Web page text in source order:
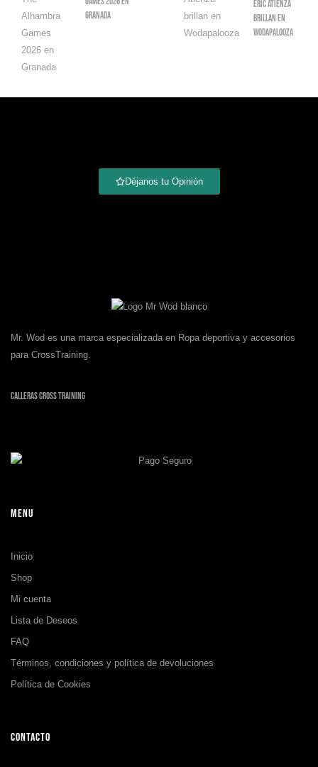
Granada
Eric Atienza
Brillan En
Wodapalooza
Déjanos tu Opinión
Mr. Wod es una marca especializada en Ropa deportiva y accesorios
para CrossTraining.
Calleras Cross Training
MENU
Inicio
Shop
Mi cuenta
Lista de Deseos
FAQ
Términos, condiciones y política de devoluciones
Política de Cookies
CONTACTO